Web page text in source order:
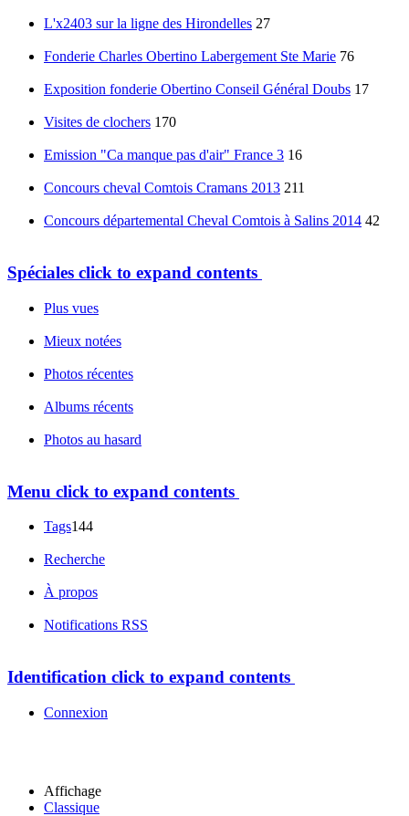
L'x2403 sur la ligne des Hirondelles 27
Fonderie Charles Obertino Labergement Ste Marie 76
Exposition fonderie Obertino Conseil Général Doubs 17
Visites de clochers 170
Emission "Ca manque pas d'air" France 3 16
Concours cheval Comtois Cramans 2013 211
Concours départemental Cheval Comtois à Salins 2014 42
Spéciales click to expand contents
Plus vues
Mieux notées
Photos récentes
Albums récents
Photos au hasard
Menu click to expand contents
Tags144
Recherche
À propos
Notifications RSS
Identification click to expand contents
Connexion
Affichage
Classique